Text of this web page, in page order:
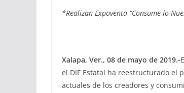
*Realizan Expoventa “Consume lo
Xalapa, Ver., 08 de mayo de 2019.-
el DIF Estatal ha reestructurado el
actuales de los creadores y